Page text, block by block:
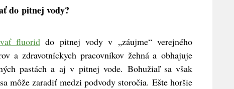
do pitnej vody?
fluoriddo pitnej vody v „záujme“ verejného
a zdravotníckych pracovníkov žehná a obhajuje
pastách a aj v pitnej vode. Bohužiaľ sa však
môže zaradiť medzi podvody storočia. Ešte horšie